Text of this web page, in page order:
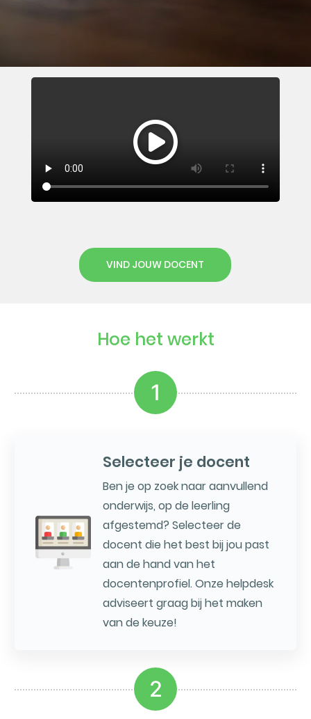
VIND JOUW DOCENT
Hoe het werkt
1
Selecteer je docent
Ben je op zoek naar aanvullend
onderwijs, op de leerling
afgestemd? Selecteer de
docent die het best bij jou past
aan de hand van het
docentenprofiel. Onze helpdesk
adviseert graag bij het maken
van de keuze!
2